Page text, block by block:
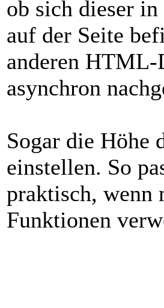
ob sich dieser
auf der Seite
anderen HTML-
asynchron
Sogar die Höhe
einstellen. So
praktisch, wenn
Funktionen